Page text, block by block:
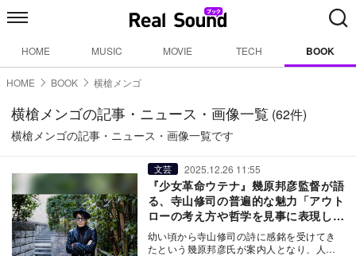
HOME MUSIC MOVIE TECH BOOK
HOME BOOK 横槍メンゴ
横槍メンゴの記事・ニュース・画像一覧 (62件)
横槍メンゴの記事・ニュース・画像一覧です
文芸 2025.12.26 11:55
『少女革命ウテナ』幾原邦彦監督が語
る、寺山修司の普遍的な魅力「アウト
ローの考え方や哲学を見事に表現して
いる」
幼い頃から寺山修司の詩に感銘を受けてき
たという幾原邦彦氏が案内人となり、人生